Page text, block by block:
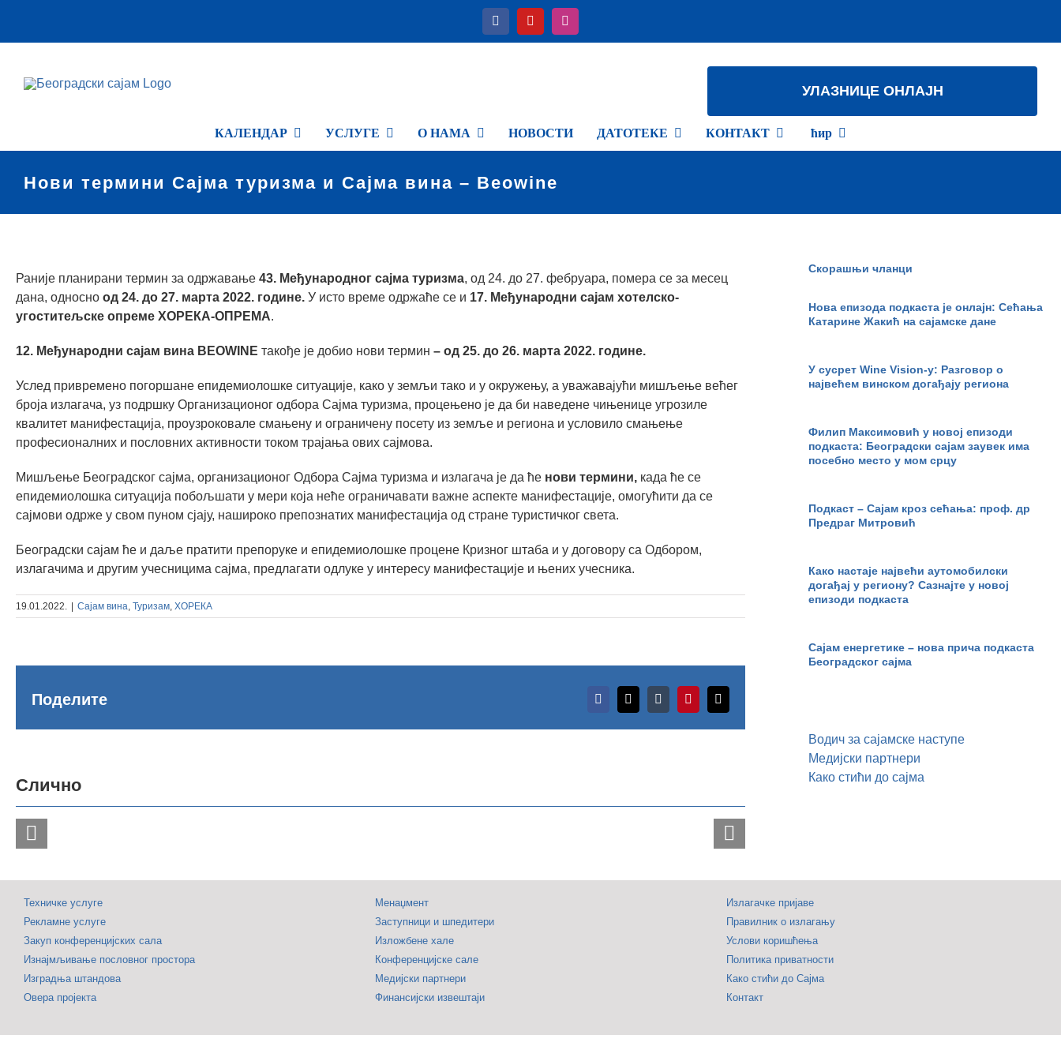
content
УЛАЗНИЦЕ ОНЛАЈН
КАЛЕНДАР УСЛУГЕ О НАМА НОВОСТИ ДАТОТЕКЕ КОНТАКТ ћир
Нови термини Сајма туризма и Сајма вина – Beowine
Larger
Image
Раније планирани термин за одржавање 43. Међународног сајма туризма, од 24. до 27. фебруара, помера се за месец
дана, односно од 24. до 27. марта 2022. године. У исто време одржаће се и 17. Међународни сајам хотелско-
угоститељске опреме ХОРЕКА-ОПРЕМА.
12. Међународни сајам вина BEOWINE такође је добио нови термин – од 25. до 26. марта 2022. године.
Услед привремено погоршане епидемиолошке ситуације, како у земљи тако и у окружењу, а уважавајући мишљење већег
броја излагача, уз подршку Организационог одбора Сајма туризма, процењено је да би наведене чињенице угрозиле
квалитет манифестација, проузроковале смањену и ограничену посету из земље и региона и условило смањење
професионалних и пословних активности током трајања ових сајмова.
Мишљење Београдског сајма, организационог Одбора Сајма туризма и излагача је да ће нови термини, када ће се
епидемиолошка ситуација побољшати у мери која неће ограничавати важне аспекте манифестације, омогућити да се
сајмови одрже у свом пуном сјају, нашироко препознатих манифестација од стране туристичког света.
Београдски сајам ће и даље пратити препоруке и епидемиолошке процене Кризног штаба и у договору са Одбором,
излагачима и другим учесницима сајма, предлагати одлуке у интересу манифестације и њених учесника.
19.01.2022. Сајам вина, Туризам, ХОРЕКА
Поделите Facebook
X TumblrPinterestEmail
Слично
2.000
обележило
сајам
туризма
привреду
Сајам
уручио
диплому
Сајам
туризма
и
Паралелно
Међународни
путовање,
хиљаду
прича“
Скорашњи чланци
Нова епизода подкаста је онлајн: Сећања
Катарине Жакић на сајамске дане
У сусрет Wine Vision-у: Разговор о
највећем винском догађају региона
Филип Максимовић у новој епизоди
подкаста: Београдски сајам заувек има
посебно место у мом срцу
Подкаст – Сајам кроз сећања: проф. др
Предраг Митровић
Како настаје највећи аутомобилски
догађај у региону? Сазнајте у новој
епизоди подкаста
Сајам енергетике – нова прича подкаста
Београдског сајма
Водич за сајамске наступе
Медијски партнери
Како стићи до сајма
Техничке услуге
Рекламне услуге
Закуп конференцијских сала
Изнајмљивање пословног простора
Изградња штандова
Овера пројекта
Менаџмент
Заступници и шпедитери
Изложбене хале
Конференцијске сале
Медијски партнери
Финансијски извештаји
Излагачке пријаве
Правилник о излагању
Услови коришћења
Политика приватности
Како стићи до Сајма
Контакт